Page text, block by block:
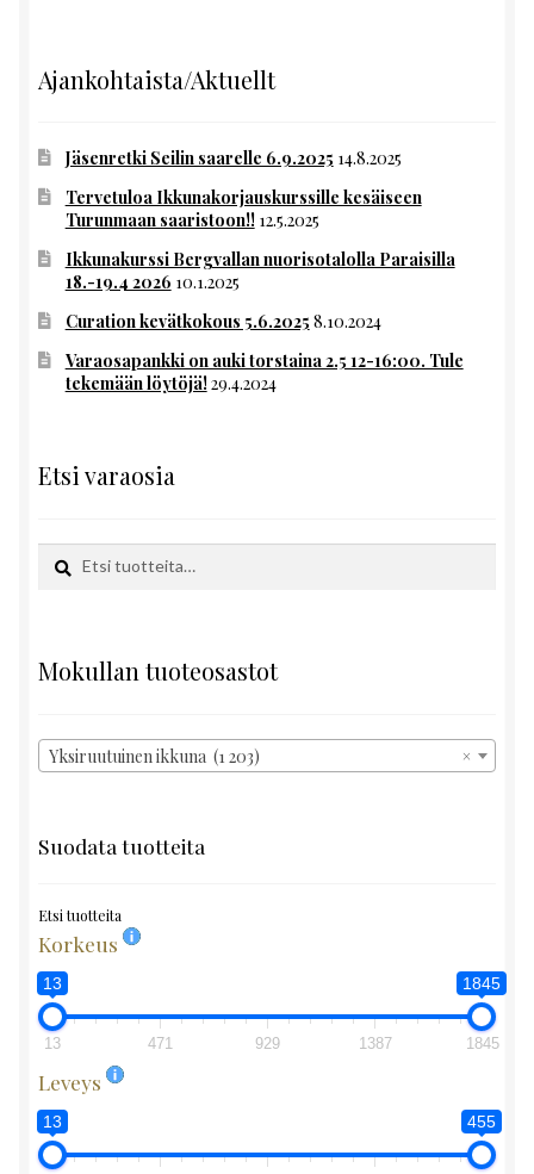
Ajankohtaista/Aktuellt
Jäsenretki Seilin saarelle 6.9.2025 14.8.2025
Tervetuloa Ikkunakorjauskurssille kesäiseen
Turunmaan saaristoon!! 12.5.2025
Ikkunakurssi Bergvallan nuorisotalolla Paraisilla
18.-19.4 2026 10.1.2025
Curation kevätkokous 5.6.2025 8.10.2024
Varaosapankki on auki torstaina 2.5 12-16:00. Tule
tekemään löytöjä!29.4.2024
Etsi varaosia
Etsi:
Haku
Mokullan tuoteosastot
×
Yksiruutuinen ikkuna (1 203)
Suodata tuotteita
Etsi tuotteita
Korkeus
13 1845
13 471 929 1387 1845
Leveys
13 455